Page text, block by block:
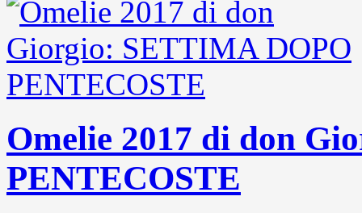
Omelie 2017 di don
PENTECOSTE